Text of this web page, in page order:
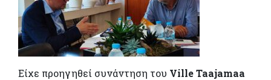
Είχε προηγηθεί συνάντηση του Ville Taajamaa